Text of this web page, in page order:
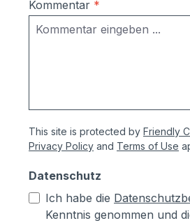
Kommentar *
This site is protected by Friendly
Privacy Policy and Terms of Use
Datenschutz
Ich habe die
Kenntnis genommen und